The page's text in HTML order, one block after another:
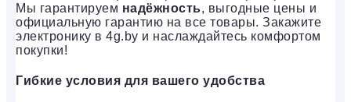
Мы гарантируем надёжность, выгодные цены и
официальную гарантию на все товары. Закажите
электронику в 4g.by и наслаждайтесь комфортом
покупки!
Гибкие условия для вашего удобства